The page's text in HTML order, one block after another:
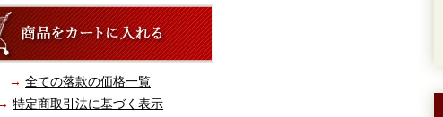
→ 全ての落款の価格一覧
特定商取引法に基づく表示